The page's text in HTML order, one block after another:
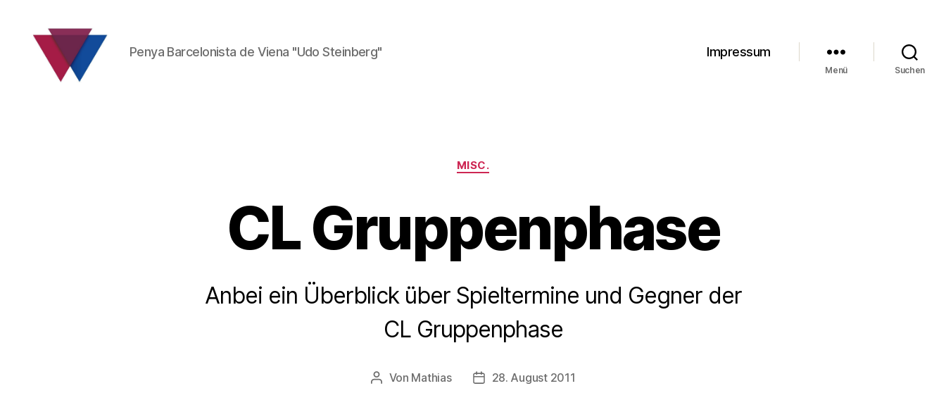
Penya Barcelonista de Viena "Udo Steinberg" Impressum
Menü Suchen
Kategorien
MISC.
CL Gruppenphase
Anbei ein Überblick über Spieltermine und Gegner der
CL Gruppenphase
Beitragsautor
Von Mathias Beitragsdatum
28. August 2011